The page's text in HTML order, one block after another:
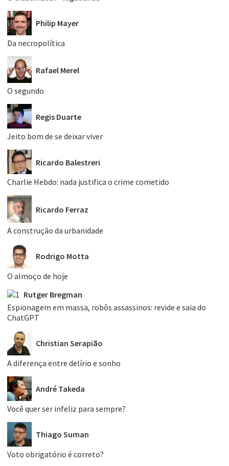
Philip Mayer
Da necropolítica
Rafael Merel
O segundo
Regis Duarte
Jeito bom de se deixar viver
Ricardo Balestreri
Charlie Hebdo: nada justifica o crime cometido
Ricardo Ferraz
A construção da urbanidade
Rodrigo Motta
O almoço de hoje
Rutger Bregman
Espionagem em massa, robôs assassinos: revide e saia do
ChatGPT
Christian Serapião
A diferença entre delírio e sonho
André Takeda
Você quer ser infeliz para sempre?
Thiago Suman
Voto obrigatório é correto?